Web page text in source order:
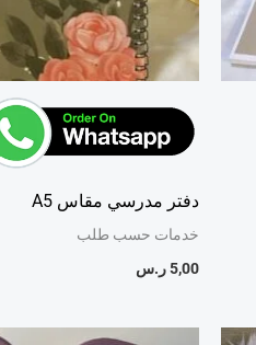
دفتر مدرسي مقاس A5
خدمات حسب طلب
5,00ر.س